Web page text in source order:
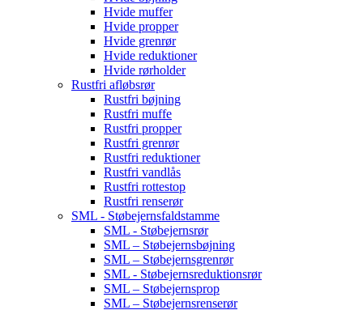
Hvide muffer
Hvide propper
Hvide grenrør
Hvide reduktioner
Hvide rørholder
Rustfri afløbsrør
Rustfri bøjning
Rustfri muffe
Rustfri propper
Rustfri grenrør
Rustfri reduktioner
Rustfri vandlås
Rustfri rottestop
Rustfri renserør
SML - Støbejernsfaldstamme
SML - Støbejernsrør
SML – Støbejernsbøjning
SML – Støbejernsgrenrør
SML - Støbejernsreduktionsrør
SML – Støbejernsprop
SML – Støbejernsrenserør